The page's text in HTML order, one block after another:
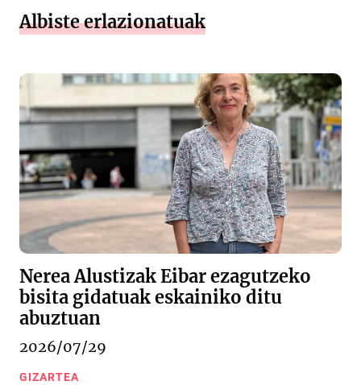
Albiste erlazionatuak
Nerea Alustizak Eibar ezagutzeko
bisita gidatuak eskainiko ditu
abuztuan
2026/07/29
GIZARTEA